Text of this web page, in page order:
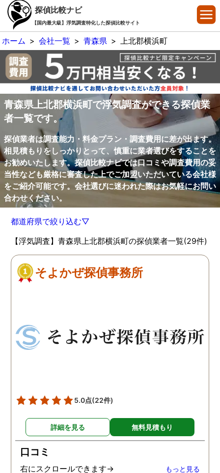
探偵比較ナビ
【国内最大級】浮気調査特化した探偵比較サイト
ホーム > 会社一覧 > 青森県 > 上北郡横浜町
青森県上北郡横浜町で浮気調査ができる探偵業
者一覧です。
探偵業者は調査能力・料金プラン・調査費用に差が出ます。
相見積もりをしっかりとって、慎重に業者選びをすることを
お勧めいたします。探偵比較ナビでは口コミや調査費用の妥
当性なども厳格に審査した上でご加盟いただいている会社様
をご紹介可能です。会社選びに迷われた際はお気軽にお問い
合わせください。
都道府県で絞り込む▽
【浮気調査】青森県上北郡横浜町の探偵業者一覧(29件)
そよかぜ探偵事務所
5.0点(22件)
詳細を見る 無料見積もり
口コミ
右にスクロールできます→ もっと見る